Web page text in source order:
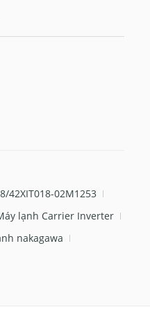
42XIT018-02M1253
lạnh Carrier Inverter
nakagawa